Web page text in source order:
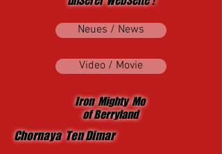
Neues / News
Video / Movie
Iron Mighty Mo
of Berryland
Chornaya Ten Dimar